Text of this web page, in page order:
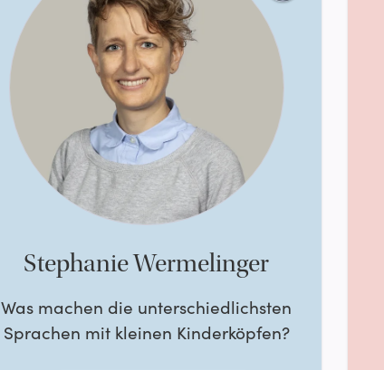
Stephanie Wermelinger
Was machen die unterschiedlichsten
Sprachen mit kleinen Kinderköpfen?